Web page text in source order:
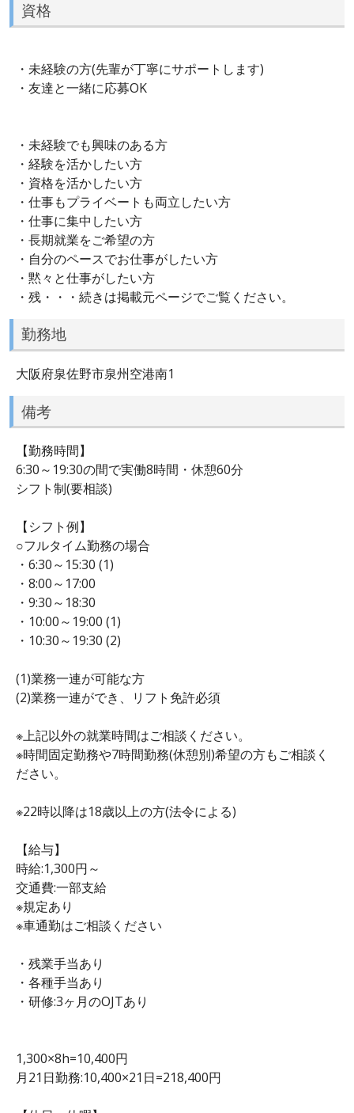
資格
・未経験の方(先輩が丁寧にサポートします)
・友達と一緒に応募OK
・未経験でも興味のある方
・経験を活かしたい方
・資格を活かしたい方
・仕事もプライベートも両立したい方
・仕事に集中したい方
・長期就業をご希望の方
・自分のペースでお仕事がしたい方
・黙々と仕事がしたい方
・残・・・続きは掲載元ページでご覧ください。
勤務地
大阪府泉佐野市泉州空港南1
備考
【勤務時間】
6:30～19:30の間で実働8時間・休憩60分
シフト制(要相談)
【シフト例】
○フルタイム勤務の場合
・6:30～15:30 (1)
・8:00～17:00
・9:30～18:30
・10:00～19:00 (1)
・10:30～19:30 (2)
(1)業務一連が可能な方
(2)業務一連ができ、リフト免許必須
※上記以外の就業時間はご相談ください。
※時間固定勤務や7時間勤務(休憩別)希望の方もご相談く
ださい。
※22時以降は18歳以上の方(法令による)
【給与】
時給:1,300円～
交通費:一部支給
※規定あり
※車通勤はご相談ください
・残業手当あり
・各種手当あり
・研修:3ヶ月のOJTあり
1,300×8h=10,400円
月21日勤務:10,400×21日=218,400円